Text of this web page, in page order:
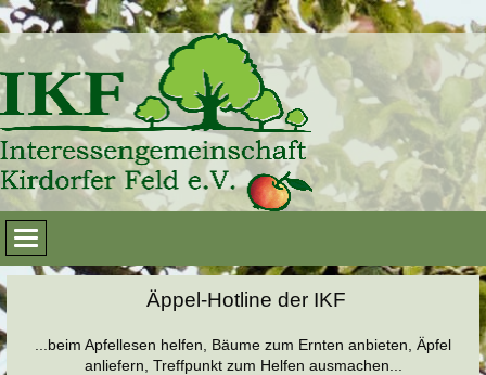
Äppel-Hotline der IKF
...beim Apfellesen helfen, Bäume zum Ernten anbieten, Äpfel
anliefern, Treffpunkt zum Helfen ausmachen...